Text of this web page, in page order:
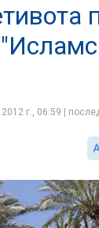
г., 06:59 |